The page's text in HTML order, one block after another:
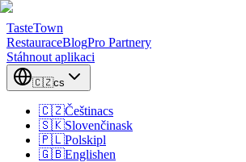
TasteTown
RestauraceBlogPro Partnery
Stáhnout aplikaci
🇨🇿cs
🇨🇿Češtinacs
🇸🇰Slovenčinask
🇵🇱Polskipl
🇬🇧Englishen